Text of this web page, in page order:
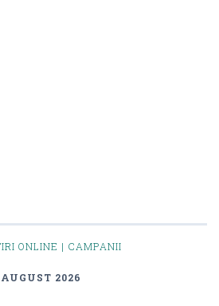
ONLINE | CAMPANII
AUGUST 2026